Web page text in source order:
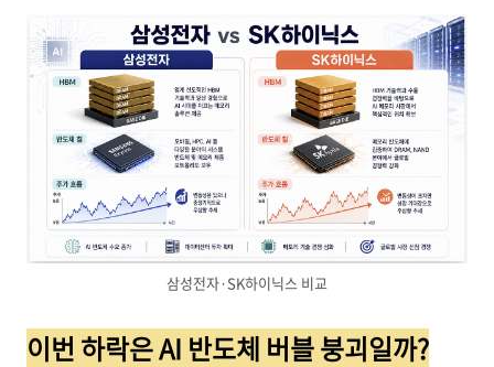
삼성전자·SK하이닉스 비교
이번 하락은 AI 반도체 버블 붕괴일까?